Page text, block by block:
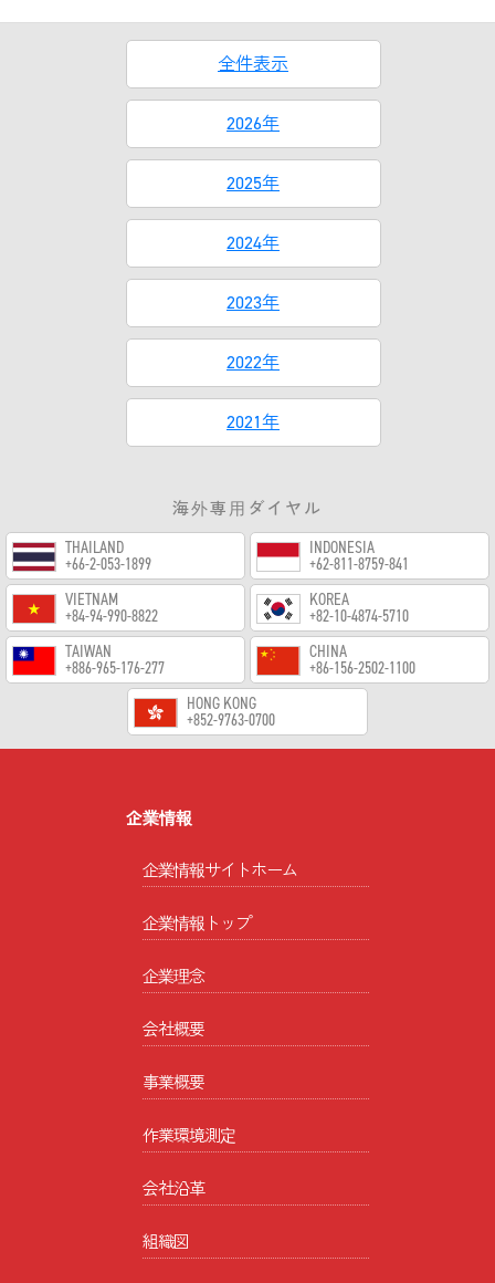
全件表示
2026年
2025年
2024年
2023年
2022年
2021年
海外専用ダイヤル
THAILAND
+66-2-053-1899
INDONESIA
+62-811-8759-841
VIETNAM
+84-94-990-8822
KOREA
+82-10-4874-5710
TAIWAN
+886-965-176-277
CHINA
+86-156-2502-1100
HONG KONG
+852-9763-0700
企業情報
企業情報サイトホーム
企業情報トップ
企業理念
会社概要
事業概要
作業環境測定
会社沿革
組織図